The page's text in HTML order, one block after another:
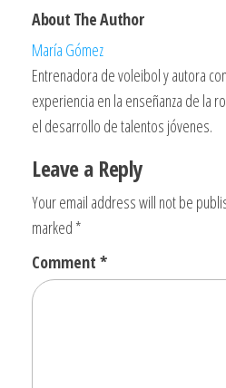
About The Author
María Gómez
Entrenadora de voleibol y autora
experiencia en la enseñanza de la
el desarrollo de talentos jóvenes.
Leave a Reply
Your email address will not be
marked *
Comment *